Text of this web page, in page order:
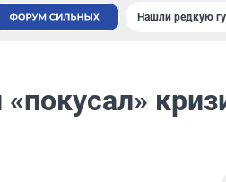
Нашли редкую